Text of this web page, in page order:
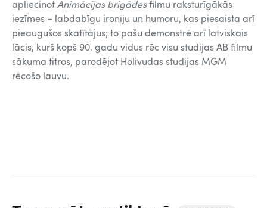
apliecinot Animācijas brigādesfilmu raksturīgākās
iezīmes – labdabīgu ironiju un humoru, kas piesaista arī
pieaugušos skatītājus; to pašu demonstrē arī latviskais
lācis, kurš kopš 90. gadu vidus rēc visu studijas AB filmu
sākuma titros, parodējot Holivudas studijas MGM
rēcošo lauvu.